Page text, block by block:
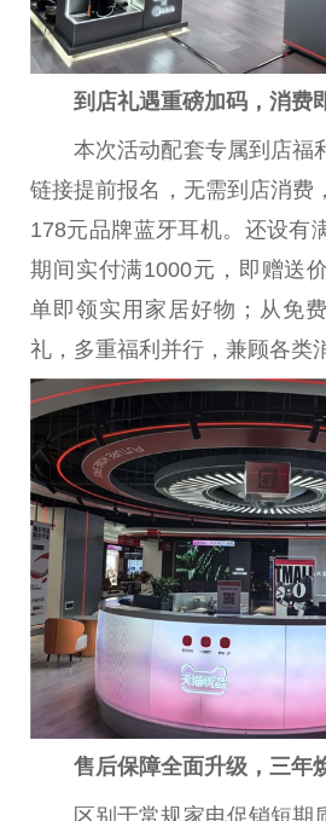
到店礼遇重磅加码，消费
本次活动配套专属到店福
链接提前报名，无需到店消费
178元品牌蓝牙耳机。还设有
期间实付满1000元，即赠送
单即领实用家居好物；从免
礼，多重福利并行，兼顾各类
售后保障全面升级，三年
区别于常规家电促销短期